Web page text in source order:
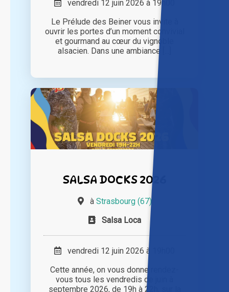
vendredi 12 juin 2026 à 19h00
Le Prélude des Beiner vous invite à
ouvrir les portes d’un moment convivial
et gourmand au cœur du vignoble
alsacien. Dans une ambiance [...]
SALSA DOCKS 2026
à Strasbourg (67)
Salsa Loca
vendredi 12 juin 2026 à 19h00
Cette année, on vous donne rendez-
vous tous les vendredis de juin à
septembre 2026, de 19h à 22h, sur la